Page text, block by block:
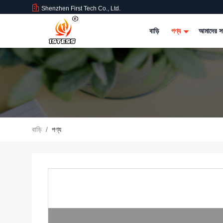
Shenzhen First Tech Co., Ltd.
বাড়ি পণ্য আমাদের
বাড়ি / পণ্য